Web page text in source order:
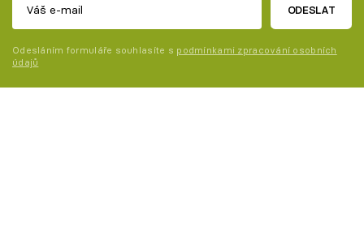
ODESLAT
Odesláním formuláře souhlasíte s podmínkami zpracování osobních
údajů